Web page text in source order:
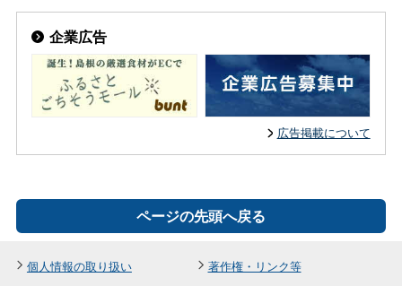
企業広告
広告掲載について
ページの先頭へ戻る
個人情報の取り扱い 著作権・リンク等